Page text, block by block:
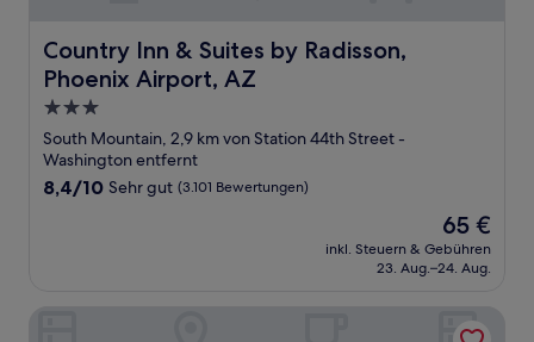
Country Inn & Suites by Radisson,
Phoenix Airport, AZ
Country Inn & Suites by Radisson, Phoenix Airport, AZ
3.0-
Sterne-
Unterkunft
South Mountain, 2,9 km von Station 44th Street -
Washington entfernt
8.4
Bewertungen)
8,4/10 Sehr gut (3.101 Bewertungen)
Der
Preis
beträgt
65 €
inkl. Steuern & Gebühren
23. Aug.–24. Aug.